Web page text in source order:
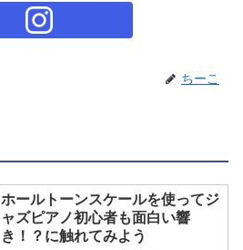
ちーこ
ホールトーンスケールを使ってジ
ャズピアノ初心者も面白い響
き！？に触れてみよう